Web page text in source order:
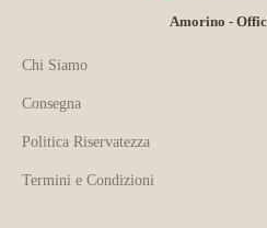
Amorino -
Chi Siamo
Consegna
Politica Riservatezza
Termini e Condizioni